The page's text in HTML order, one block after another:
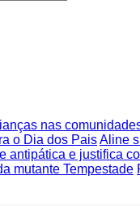
nas
o Dia dos PaisAline
antipática e justifica
mutante Tempestade